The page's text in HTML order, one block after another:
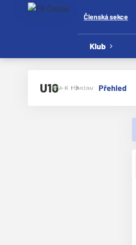
Členská sekce
Klub
U10 Přehled